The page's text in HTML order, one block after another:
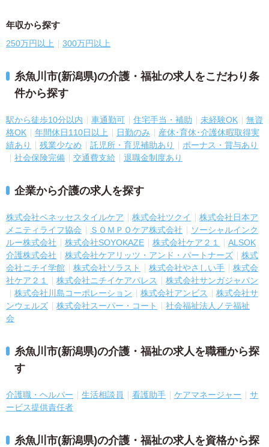
年収から探す
250万円以上 300万円以上
糸魚川市(新潟県)の介護・福祉の求人をこだわり条
件から探す
駅から徒歩10分以内 車通勤可 住宅手当・補助 未経験OK
無資
格OK
年間休日110日以上 日勤のみ
産休･育休･介護休暇取得実
績あり
残業少なめ 託児所・育児補助あり
ボーナス・賞与あり
社会保険完備
交通費支給 退職金制度あり
企業から介護の求人を探す
株式会社ベネッセスタイルケア 株式会社ツクイ
株式会社日本ア
メニティライフ協会
ＳＯＭＰＯケア株式会社
ソーシャルインク
ルー株式会社
株式会社SOYOKAZE 株式会社ケア２１
ALSOK
介護株式会社
株式会社ケアリッツ・アンド・パートナーズ
株式
会社ニチイ学館
株式会社ソラスト 株式会社やさしい手
株式会
社ケア２１
株式会社ニチイケアパレス
株式会社サンガジャパン
株式会社川島コーポレーション
株式会社アンビス
株式会社サ
ンウェルズ
株式会社スーパー・コート
社会福祉法人ノテ福祉
会
糸魚川市(新潟県)の介護・福祉の求人を職種から探
す
介護職・ヘルパー 生活相談員 看護助手 ケアマネージャー
サ
ービス提供責任者
糸魚川市(新潟県)の介護・福祉の求人を資格から探